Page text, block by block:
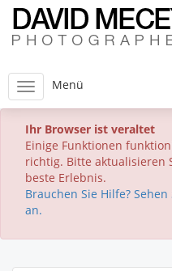
Menü
Ihr Browser ist veraltet
Einige Funktionen
richtig. Bitte aktualisieren
beste Erlebnis.
Brauchen Sie Hilfe?
an.